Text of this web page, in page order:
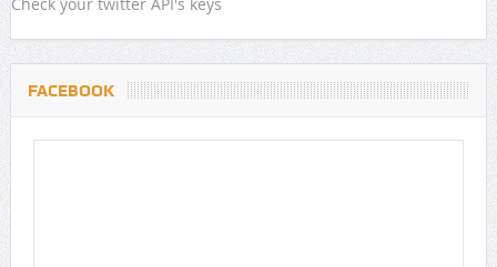
FACEBOOK